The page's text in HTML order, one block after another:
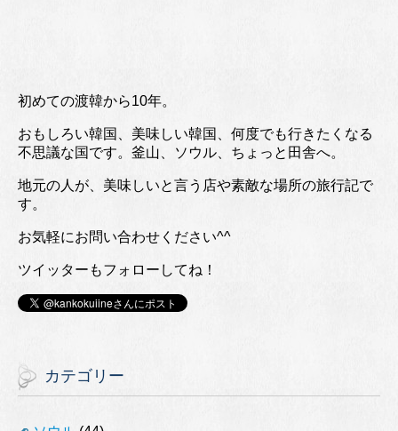
初めての渡韓から10年。
おもしろい韓国、美味しい韓国、何度でも行きたくなる
不思議な国です。釜山、ソウル、ちょっと田舎へ。
地元の人が、美味しいと言う店や素敵な場所の旅行記で
す。
お気軽にお問い合わせください^^
ツイッターもフォローしてね！
カテゴリー